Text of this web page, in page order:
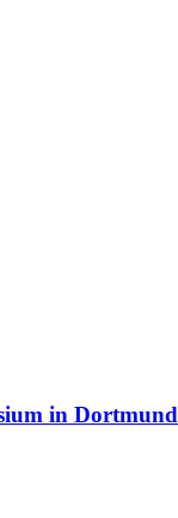
in Dortmund